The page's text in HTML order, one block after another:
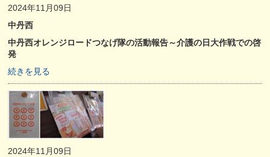
2024年11月09日
中丹西
中丹西オレンジロードつなげ隊の活動報告～介護の日大作戦での啓
発
続きを見る
2024年11月09日